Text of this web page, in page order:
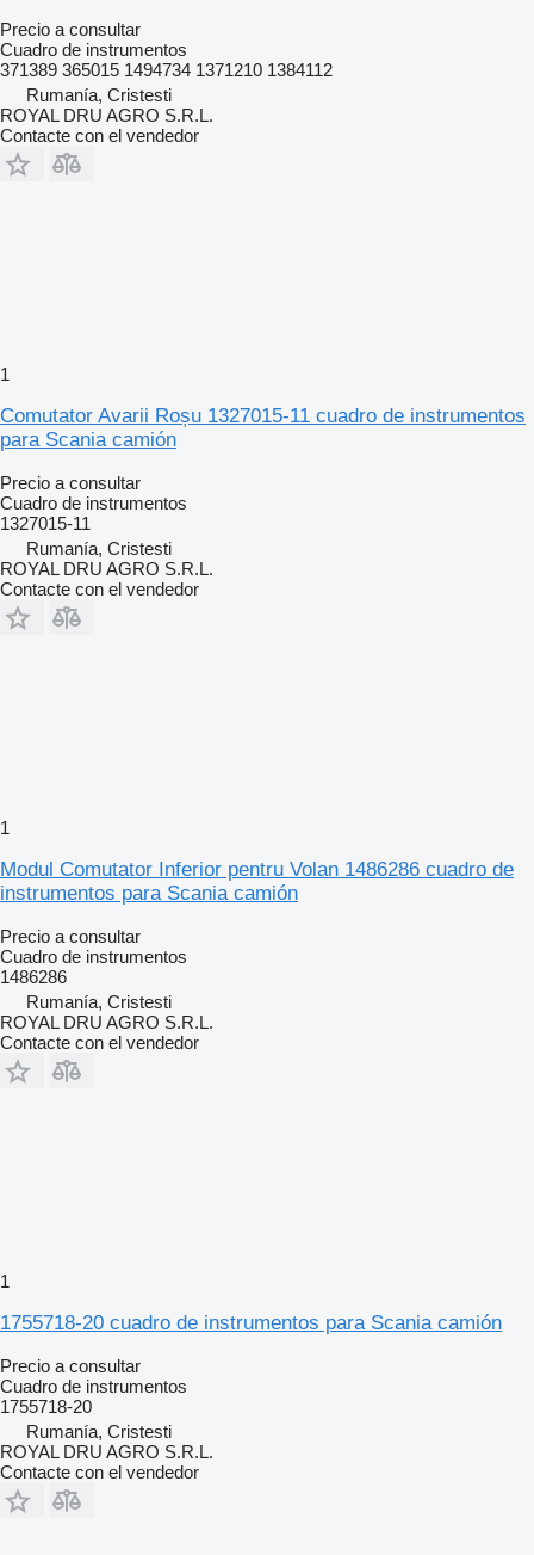
Precio a consultar
Cuadro de instrumentos
371389 365015 1494734 1371210 1384112
Rumanía, Cristesti
ROYAL DRU AGRO S.R.L.
Contacte con el vendedor
1
Comutator Avarii Roșu 1327015-11 cuadro de instrumentos
para Scania camión
Precio a consultar
Cuadro de instrumentos
1327015-11
Rumanía, Cristesti
ROYAL DRU AGRO S.R.L.
Contacte con el vendedor
1
Modul Comutator Inferior pentru Volan 1486286 cuadro de
instrumentos para Scania camión
Precio a consultar
Cuadro de instrumentos
1486286
Rumanía, Cristesti
ROYAL DRU AGRO S.R.L.
Contacte con el vendedor
1
1755718-20 cuadro de instrumentos para Scania camión
Precio a consultar
Cuadro de instrumentos
1755718-20
Rumanía, Cristesti
ROYAL DRU AGRO S.R.L.
Contacte con el vendedor